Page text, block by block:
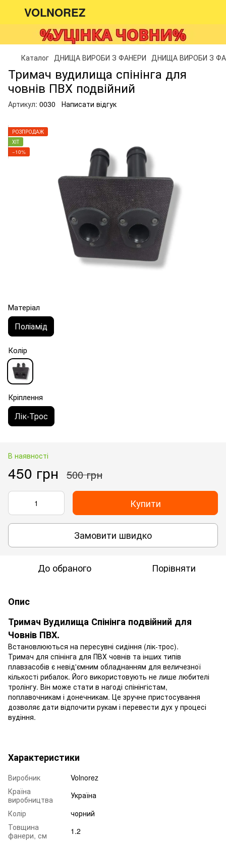
VOLNOREZ
Каталог ДНИЩА ВИРОБИ З ФАНЕРИ ДНИЩА ВИРОБИ З
Тримач вудилища спінінга для
човнів ПВХ подвійний
Артикул: 0030 Написати відгук
РОЗПРОДАЖ
ХІТ
−10%
Матеріал
Поліамід
Колір
Кріплення
Лік-Трос
В наявності
450 грн 500 грн
Купити
Замовити швидко
До обраного Порівняти
Опис
Тримач Вудилища Спінінга подвійний для
Човнів ПВХ.
Встановлюються на пересувні сидіння (лік-трос).
Тримач для спінінга для ПВХ човнів та інших типів
плавзасобів є невід'ємним обладнанням для величезної
кількості рибалок. Його використовують не лише любителі
тролінгу. Він може стати в нагоді спінінгістам,
поплавочникам і донечникам. Це зручне пристосування
дозволяє дати відпочити рукам і перевести дух у процесі
вудіння.
Характеристики
Виробник
Volnorez
Країна
виробництва
Україна
Колір
чорний
Товщина
фанери, см
1.2